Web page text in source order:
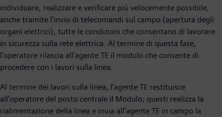
individuare, realizzare e verificare più velocemente possibile,
anche tramite l’invio di telecomandi sul campo (apertura degli
organi elettrici), tutte le condizioni che consentano di lavorare
in sicurezza sulla rete elettrica. Al termine di questa fase,
l’operatore rilascia all’agente TE il modulo che consente di
procedere con i lavori sulla linea.
Al termine dei lavori sulla linea, l’agente TE restituisce
all’operatore del posto centrale il Modulo; questi realizza la
rialimentazione della linea e invia all’agente TE in campo la